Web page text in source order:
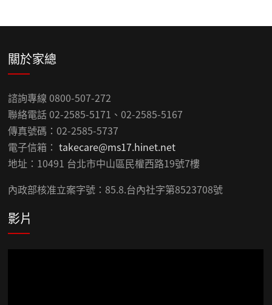
關於家總
諮詢專線 0800-507-272
聯絡電話 02-2585-5171、02-2585-5167
傳真號碼：02-2585-5737
電子信箱：takecare@ms17.hinet.net
地址：10491 台北市中山區民權西路19號7樓
內政部核准立案字號：85.8.台內社字第8523708號
影片